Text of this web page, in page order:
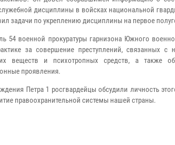
дисциплины в войсках национальной
задачи по укреплению дисциплины на первое
54 военной прокуратуры гарнизона Южного
за совершение преступлений, связанных с
веществ и психотропных средств, а также
проявления.
Петра 1 росгвардейцы обсудили личность
правоохранительной системы нашей страны.